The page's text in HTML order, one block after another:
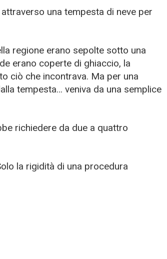
una tempesta di neve per
regione erano sepolte sotto una
erano coperte di ghiaccio, la
ciò che incontrava. Ma per una
tempesta… veniva da una semplice
richiedere da due a quattro
la rigidità di una procedura